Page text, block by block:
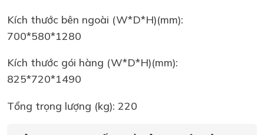
Kích thước bên ngoài (W*D*H)(mm):
700*580*1280
Kích thước gói hàng (W*D*H)(mm):
825*720*1490
Tổng trọng lượng (kg): 220